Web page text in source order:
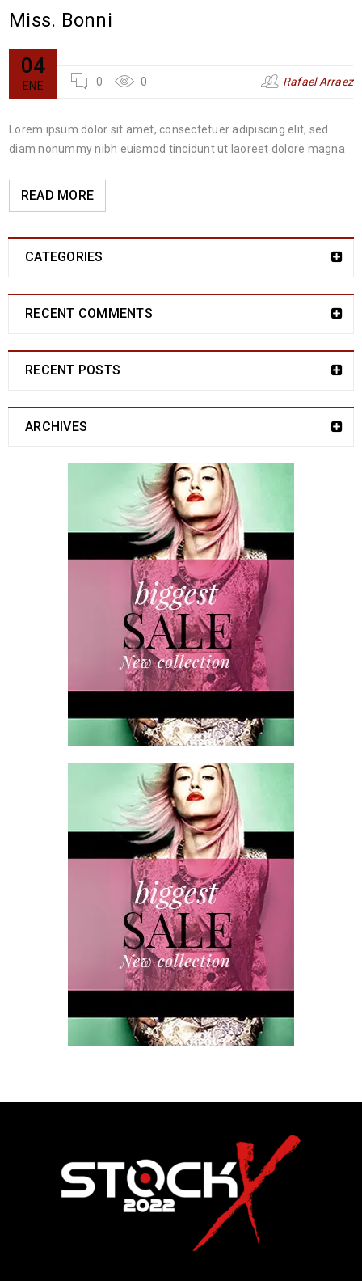
Miss. Bonni
04
ENE 0 0 Rafael Arraez
Lorem ipsum dolor sit amet, consectetuer adipiscing elit, sed
diam nonummy nibh euismod tincidunt ut laoreet dolore magna
READ MORE
CATEGORIES
RECENT COMMENTS
RECENT POSTS
ARCHIVES